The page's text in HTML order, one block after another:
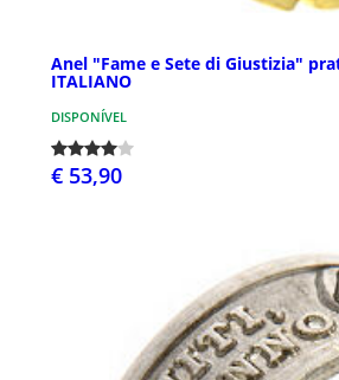
Anel "Fame e Sete di Giustizia"
ITALIANO
DISPONÍVEL
€ 53,90